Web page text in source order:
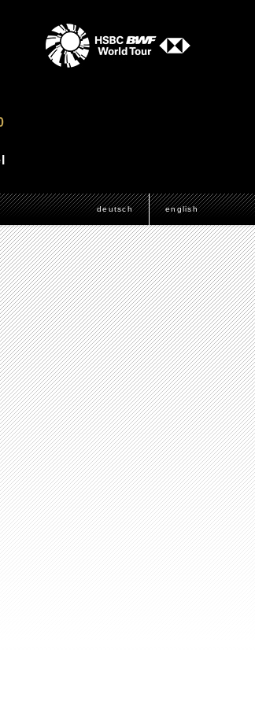
deutsch english